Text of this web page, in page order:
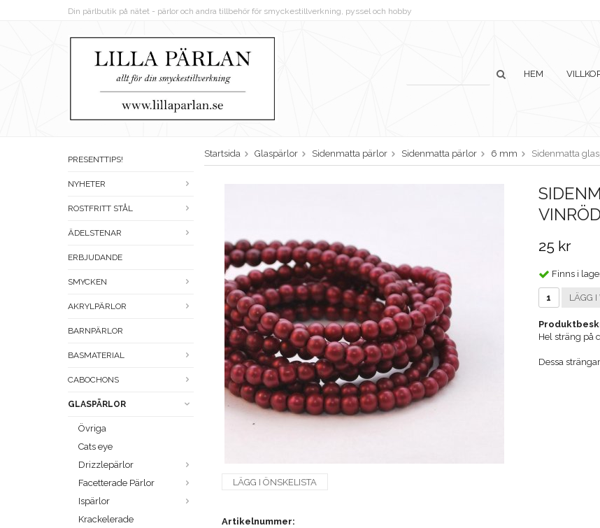
Din pärlbutik på nätet - pärlor och andra tillbehör för smyckestillverkning, pyssel och hobby
HEM
PRESENTTIPS!
NYHETER
ROSTFRITT STÅL
ÄDELSTENAR
ERBJUDANDE
SMYCKEN
AKRYLPÄRLOR
BARNPÄRLOR
BASMATERIAL
CABOCHONS
GLASPÄRLOR
Övriga
Cats eye
Drizzlepärlor
Facetterade Pärlor
Ispärlor
Krackelerade
Startsida Glaspärlor Sidenmatta pärlor Sidenmatta pärlor 6 mm Sidenmatta
VINRÖD
25 kr
Finns i
LÄGG
Hel sträng på
Dessa
LÄGG I ÖNSKELISTA
Artikelnummer: